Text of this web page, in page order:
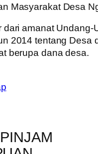
Masyarakat Desa
dari amanat Undang-
2014 tentang Desa
berupa dana desa.